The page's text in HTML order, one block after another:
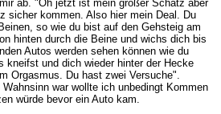
ab. "Oh jetzt ist mein großer Schatz aber
sicher kommen. Also hier mein Deal. Du
so wie du bist auf den Gehsteig am
hinten durch die Beine und wichs dich bis
Autos werden sehen können wie du
kneifst und dich wieder hinter der Hecke
Orgasmus. Du hast zwei Versuche".
war wollte ich unbedingt Kommen
würde bevor ein Auto kam.